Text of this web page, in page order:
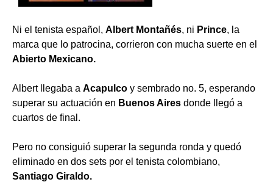
Ni el tenista español, Albert Montañés, ni Prince, la
marca que lo patrocina, corrieron con mucha suerte en el
Abierto Mexicano.
Albert llegaba a Acapulco y sembrado no. 5, esperando
superar su actuación en Buenos Aires donde llegó a
cuartos de final.
Pero no consiguió superar la segunda ronda y quedó
eliminado en dos sets por el tenista colombiano,
Santiago Giraldo.